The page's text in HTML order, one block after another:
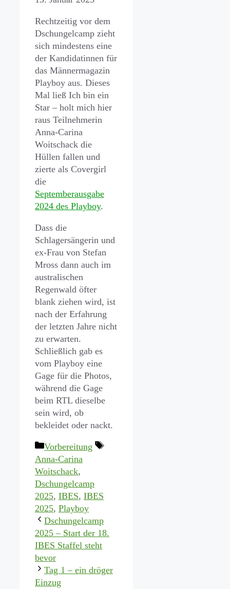
Rechtzeitig vor dem
Dschungelcamp zieht
sich mindestens eine
der Kandidatinnen für
das Männermagazin
Playboy aus. Dieses
Mal ließ Ich bin ein
Star – holt mich hier
raus Teilnehmerin
Anna-Carina
Woitschack die
Hüllen fallen und
zierte als Covergirl
die
Septemberausgabe
2024 des Playboy.
Dass die
Schlagersängerin und
ex-Frau von Stefan
Mross dann auch im
australischen
Regenwald öfter
blank ziehen wird, ist
nach der Erfahrung
der letzten Jahre nicht
zu erwarten.
Schließlich gab es
vom Playboy eine
Gage für die Photos,
während die Gage
beim RTL dieselbe
sein wird, ob
bekleidet oder nackt.
Kategorien
Vorbereitung
Schlagwörter
Anna-Carina
Woitschack,
Dschungelcamp
2025, IBES, IBES
2025, Playboy
Dschungelcamp
2025 – Start der 18.
IBES Staffel steht
bevor
Tag 1 – ein dröger
Einzug